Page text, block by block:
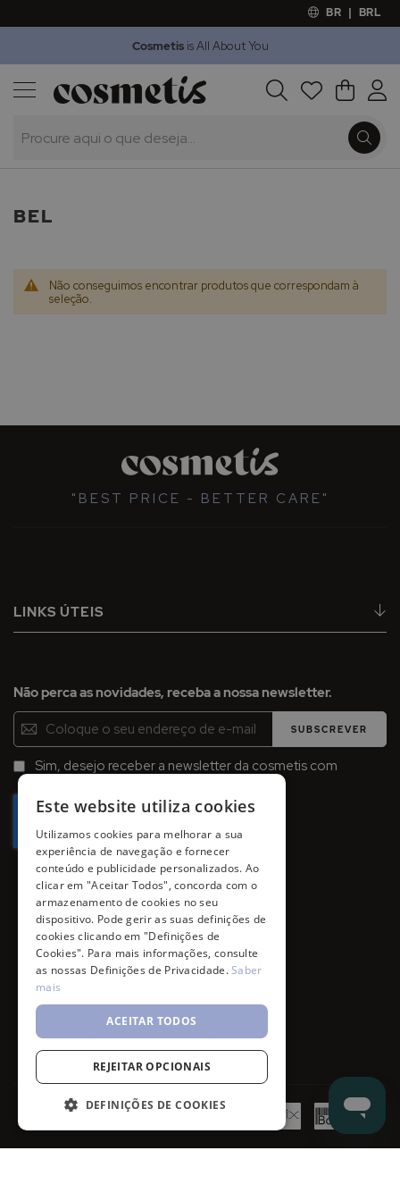
BR | BRL
Cosmetisis All About You
Procura O Meu
Outlet
BEL
Não conseguimos encontrar produtos que correspondam à
seleção.
"BEST PRICE - BETTER CARE"
LINKS ÚTEIS
Não perca as novidades, receba a nossa newsletter.
Inscreva-
se
na
Newsletter:
SUBSCREVER
Sim, desejo receber a newsletter da cosmetis com
Este website utiliza cookies
Utilizamos cookies para melhorar a sua
experiência de navegação e fornecer
conteúdo e publicidade personalizados. Ao
clicar em "Aceitar Todos", concorda com o
armazenamento de cookies no seu
dispositivo. Pode gerir as suas definições de
cookies clicando em "Definições de
Cookies". Para mais informações, consulte
as nossas Definições de Privacidade.Saber
mais
ACEITAR TODOS
REJEITAR OPCIONAIS
DEFINIÇÕES DE COOKIES